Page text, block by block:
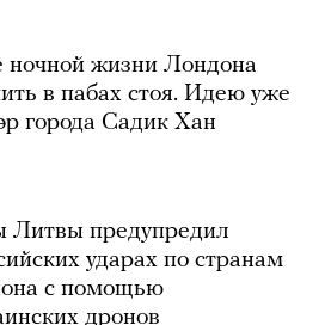
ночной жизни Лондона
в пабах стоя. Идею уже
города Садик Хан
Литвы предупредил
ударах по странам
с помощью
дронов